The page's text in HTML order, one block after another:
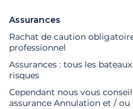
Assurances
Rachat de caution
professionnel
Assurances : tous les
risques
Cependant nous vous
assurance Annulation et /